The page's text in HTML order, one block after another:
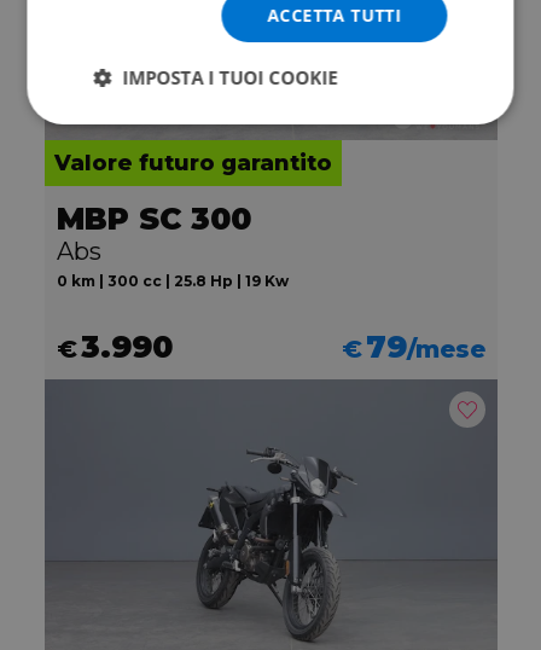
Valore futuro garantito
MBP SC 300
Abs
0 km | 300 cc | 25.8 Hp | 19 Kw
€3.990 €79/mese
ACCETTA TUTTI
IMPOSTA I TUOI COOKIE